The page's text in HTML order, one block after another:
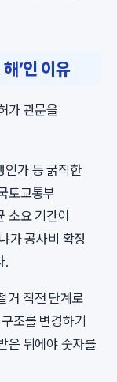
’인 이유
가 관문을
인가 등 굵직한
토교통부
소요 기간이
가 공사비 확정
.
거 직전 단계로
조를 변경하기
은 뒤에야 숫자를